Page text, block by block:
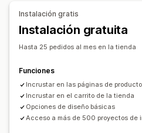
Personalización
Páginas de destino Emblemas
Instalación gratis
Instalación gratuita
Hasta 25 pedidos al mes en la tienda
Funciones
Incrustar en las páginas de
Incrustar en el carrito de la tienda
Opciones de diseño básicas
Acceso a más de 500 proyectos de